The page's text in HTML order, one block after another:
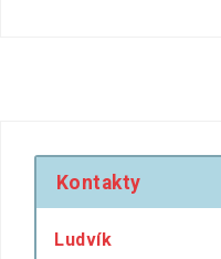
Kontakty
Ludvík